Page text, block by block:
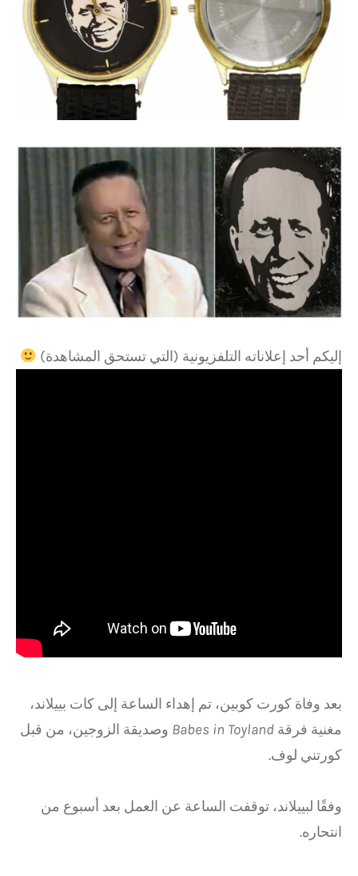
إليكم أحد إعلاناته التلفزيونية (التي تستحق المشاهدة)
بعد وفاة كورت كوبين، تم إهداء الساعة إلى كات بييلاند،
مغنية فرقة Babes in Toyland وصديقة الزوجين، من قبل
كورتني لوف.
وفقًا لبييلاند، توقفت الساعة عن العمل بعد أسبوع من
انتحاره.